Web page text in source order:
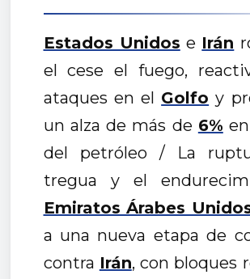
Estados Unidos e Irán
el cese el fuego,
ataques en el Golfo y
un alza de más de 6%
del petróleo / La
tregua y el
Emiratos Árabes
a una nueva etapa de
contra Irán, con bloques